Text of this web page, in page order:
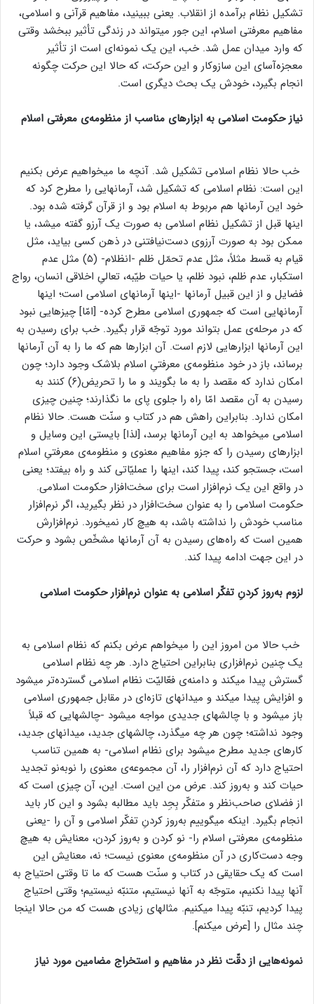
تشکیل نظام برآمده‌ از انقلاب. یعنی ببینید، مفاهیم قرآنی و اسلامی،
مفاهیم معرفتی اسلام، این‌ جور میتواند در زندگی تأثیر ببخشد وقتی
که وارد میدان عمل شد. خب، این یک نمونه‌ای است از تأثیر
معجزه‌آسای این ساز‌و‌کار و این حرکت، که حالا این حرکت چگونه
انجام بگیرد، خودش یک بحث دیگری است.
نیاز حکومت اسلامی به ابزارهای مناسب از منظومه‌ی معرفتی اسلام
خب حالا نظام اسلامی تشکیل شد. آنچه ما میخواهیم عرض بکنیم
این است: نظام اسلامی که تشکیل شد، آرمانهایی را مطرح کرد که
خود این آرمانها هم مربوط به اسلام بود و از قرآن گرفته شده بود.
اینها قبل از تشکیل نظام اسلامی به صورت یک آرزو گفته میشد، یا
ممکن بود به صورت آرزوی دست‌‌نیافتنی در ذهن کسی بیاید، مثل
قیام به قسط مثلاً، مثل عدم تحمّل ظلم -انظلام- (۵) مثل عدم
استکبار، عدم ظلم، نبود ظلم، یا حیات طیّبه، تعالیِ اخلاقی انسان، رواج
فضایل و از این قبیل آرمانها -اینها آرمانهای اسلامی است؛ اینها
آرمانهایی است که جمهوری اسلامی مطرح کرده- [امّا] چیزهایی نبود
که در مرحله‌ی عمل بتواند مورد توجّه قرار بگیرد. خب برای رسیدن به
این آرمانها ابزارهایی لازم است. آن ابزارها هم که ما را به آن آرمانها
برساند، باز در خود منظومه‌ی معرفتیِ اسلام بلاشک وجود دارد؛ چون
امکان ندارد که مقصد را به ما بگویند و ما را تحریض(۶) کنند به
رسیدن به آن مقصد امّا راه را جلوی پای ما نگذارند؛ چنین چیزی
امکان ندارد. بنابراین راهش هم در کتاب و سنّت هست. حالا نظام
اسلامی میخواهد به این آرمانها برسد، [لذا] بایستی این وسایل و
ابزارهای رسیدن را که جزو مفاهیم معنوی و منظومه‌ی معرفتیِ اسلام
است، جستجو کند، پیدا کند، اینها را عملیّاتی کند و راه بیفتد؛ یعنی
در واقع این یک نرم‌افزار است برای سخت‌افزار حکومت اسلامی.
حکومت اسلامی را به عنوان سخت‌افزار در نظر بگیرید، اگر نرم‌افزار
مناسب خودش را نداشته باشد، به هیچ کار نمیخورد. نرم‌افزارش
همین است که راه‌های رسیدن به آن آرمانها مشخّص بشود و حرکت
در این جهت ادامه پیدا کند.
لزوم به‌روز کردنِ تفکّر اسلامی به عنوان نرم‌افزار حکومت اسلامی
خب حالا من امروز این را میخواهم عرض بکنم که نظام اسلامی به
یک چنین نرم‌افزاری بنابراین احتیاج دارد. هر چه نظام اسلامی
گسترش پیدا میکند و دامنه‌ی فعّالیّت نظام اسلامی گسترده‌تر میشود
و افزایش پیدا میکند و میدانهای تازه‌ای در مقابل جمهوری اسلامی
باز میشود و با چالشهای جدیدی مواجه میشود -چالشهایی که قبلاً
وجود نداشته؛ چون هر چه میگذرد، چالشهای جدید، میدانهای جدید،
کارهای جدید مطرح میشود برای نظام اسلامی- به همین تناسب
احتیاج دارد که آن نرم‌افزار را، آن مجموعه‌ی معنوی را نو‌به‌نو تجدید
حیات کند و به‌روز کند. عرض من این است. این، آن چیزی است که
از فضلای صاحب‌نظر و متفکّر بِجِد باید مطالبه بشود و این کار باید
انجام بگیرد. اینکه میگوییم به‌روز کردنِ تفکّر اسلامی و آن را -یعنی
منظومه‌ی معرفتی اسلام را- نو کردن و به‌روز کردن، معنایش به هیچ
وجه دست‌کاری در آن منظومه‌ی معنوی نیست؛ نه، معنایش این
است که یک حقایقی در کتاب و سنّت هست که ما تا وقتی احتیاج به
آنها پیدا نکنیم، متوجّه به آنها نیستیم، متنبّه نیستیم؛ وقتی احتیاج
پیدا کردیم، تنبّه پیدا میکنیم. مثالهای زیادی هست که من حالا اینجا
چند مثال را [عرض میکنم].
نمونه‌هایی از دقّت نظر در مفاهیم و استخراج مضامین مورد نیاز